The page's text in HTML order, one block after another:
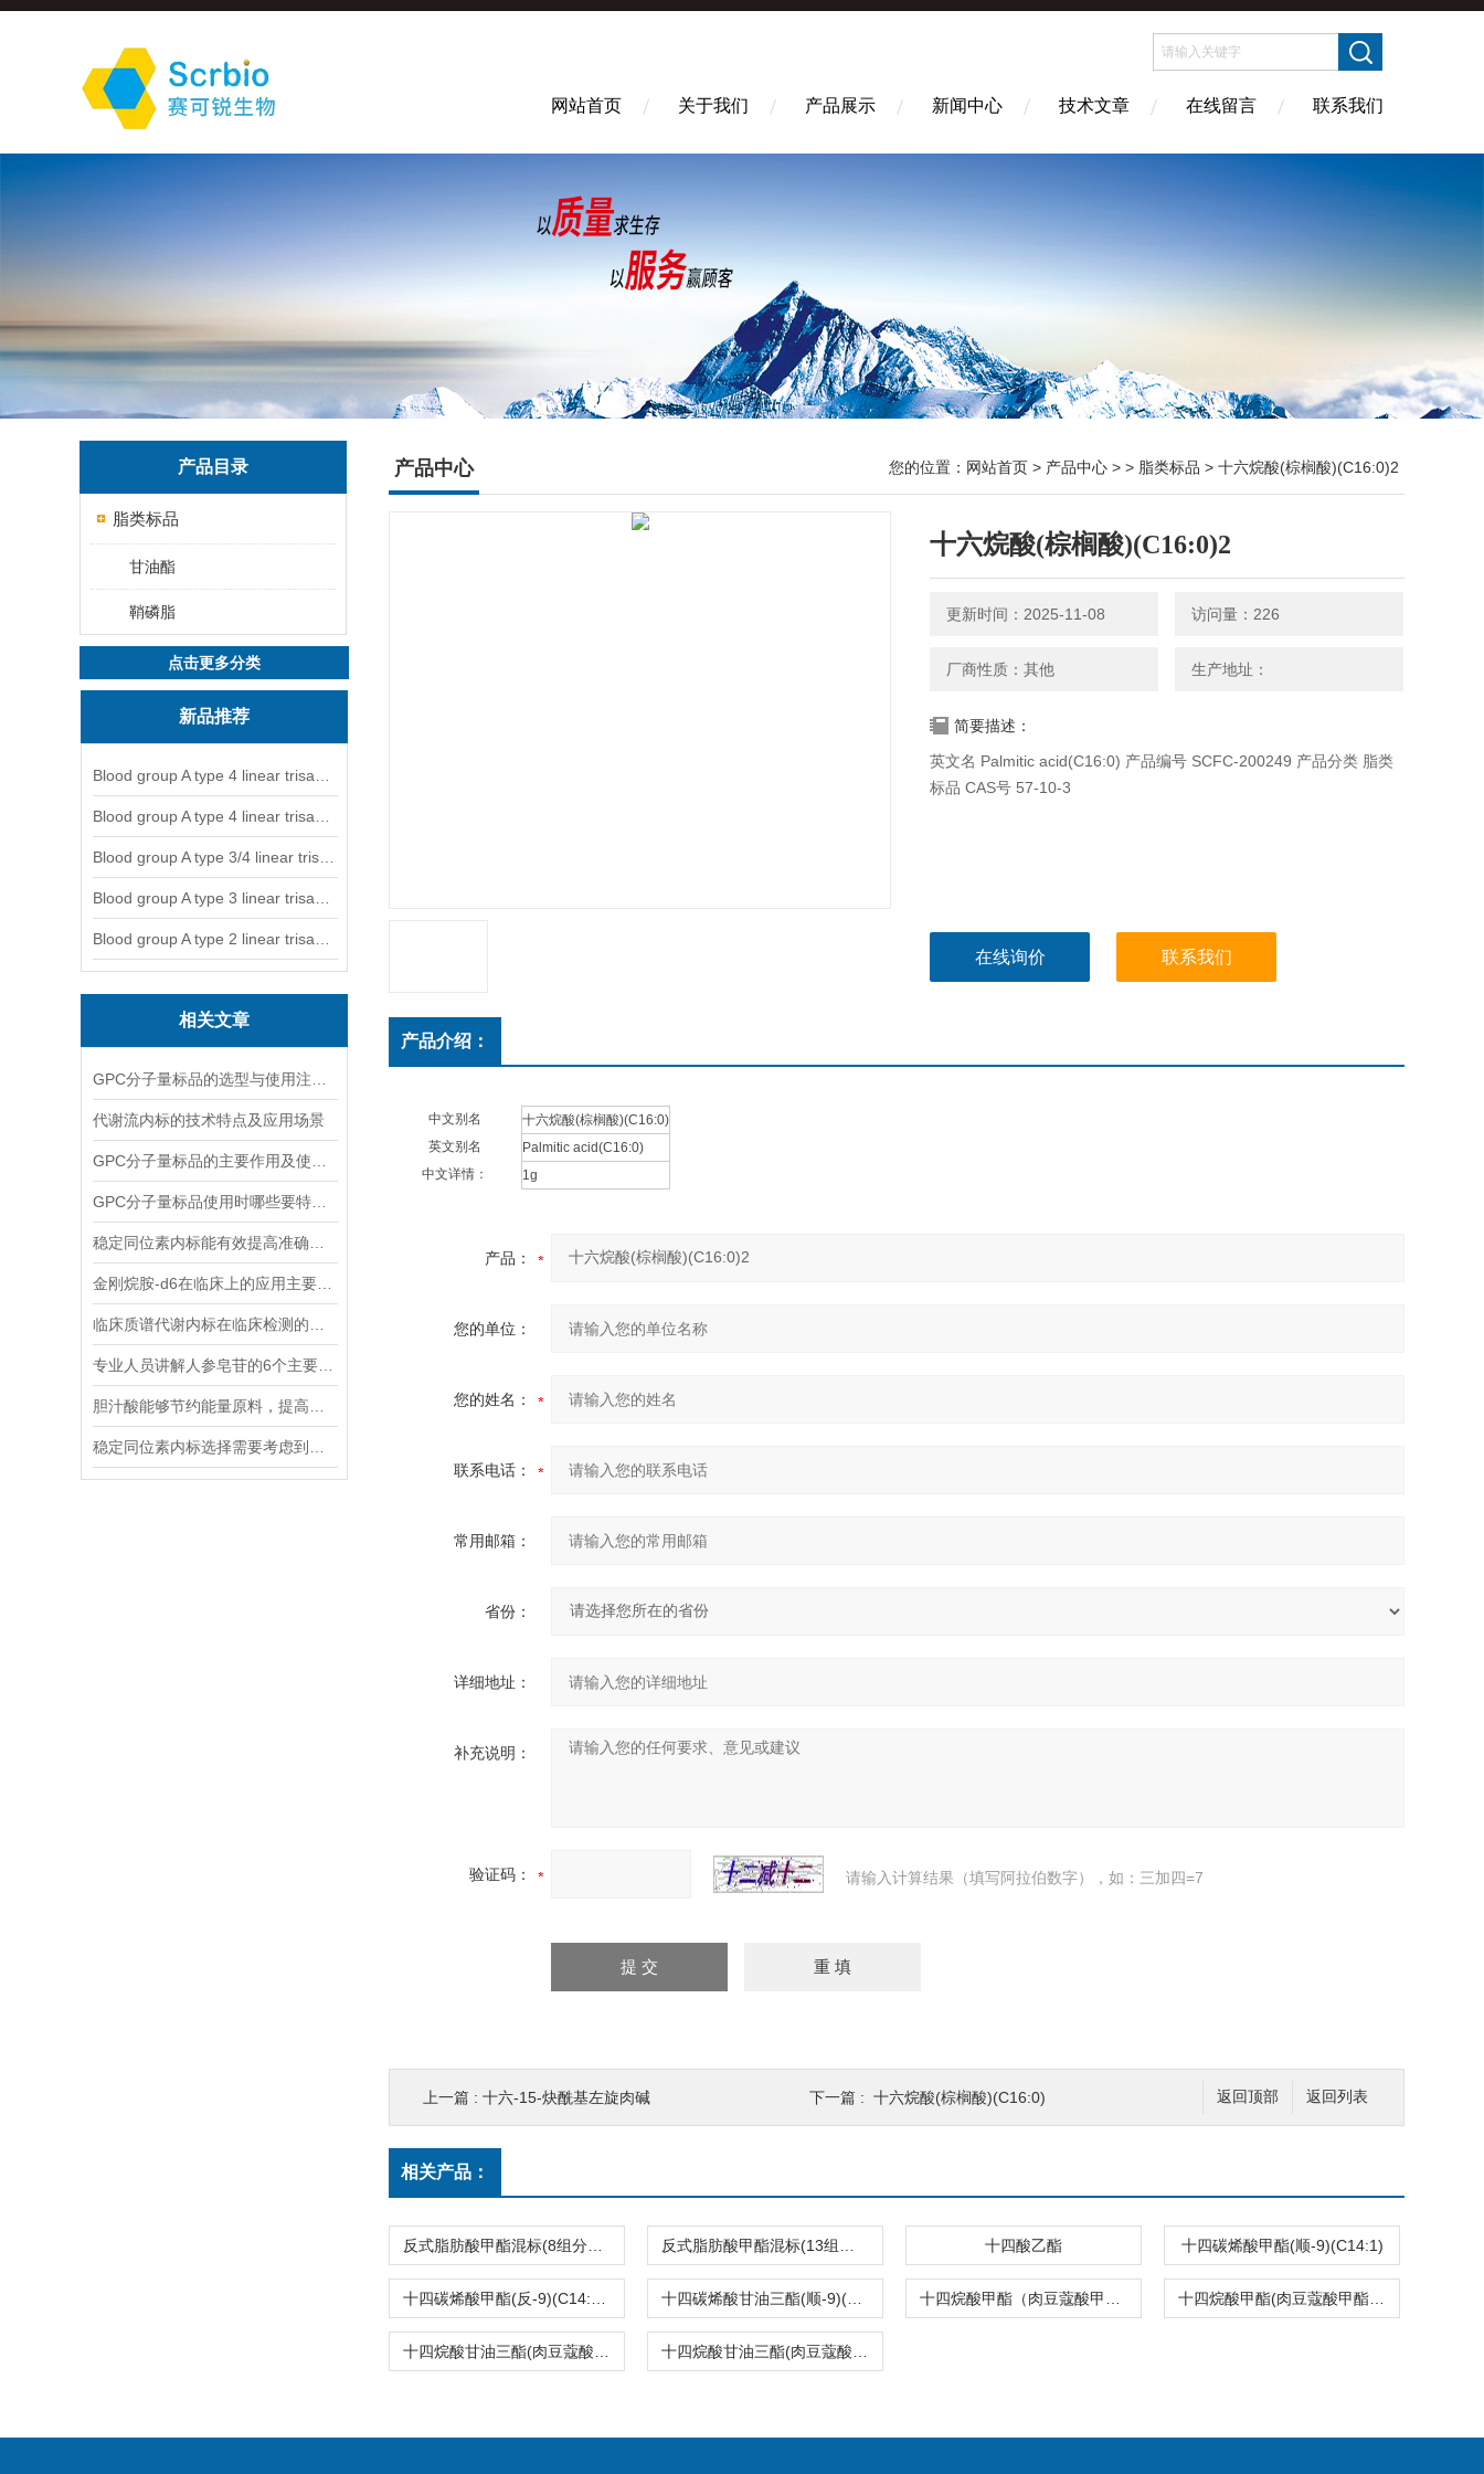
网站首页 关于我们 产品展示 新闻中心 技术文章 在线留言 联系我们
产品目录
脂类标品
甘油酯
鞘磷脂
点击更多分类
新品推荐
相关文章
代谢流内标的技术特点及应用场景
产品中心 您的位置： 网站首页 > 产品中心 > > 脂类标品 > 十六烷酸(棕榈酸)(C16:0)2
十六烷酸(棕榈酸)(C16:0)2
更新时间：2025-11-08 访问量：226
厂商性质：其他 生产地址：
简要描述：
英文名 Palmitic acid(C16:0) 产品编号 SCFC-200249 产品分类 脂类
标品 CAS号 57-10-3
在线询价 联系我们
产品介绍：
中文别名
十六烷酸(棕榈酸)(C16:0)
英文别名
Palmitic acid(C16:0)
中文详情：
1g
产品：
您的单位：
您的姓名：
联系电话：
常用邮箱：
省份：
详细地址：
补充说明：
验证码： 请输入计算结果（填写阿拉伯数字），如：三加四=7
返回列表
返回顶部
上一篇 : 十六-15-炔酰基左旋肉碱 下一篇 : 十六烷酸(棕榈酸)(C16:0)
相关产品：
十四酸乙酯 十四碳烯酸甲酯(顺-9)(C14:1)